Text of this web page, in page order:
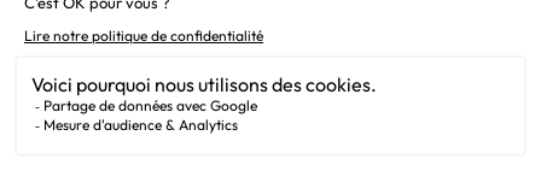
Newsletter
Mentions légales